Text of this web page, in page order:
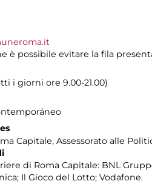
è possibile evitare la fila
i giorni ore 9.00-21.00)
Capitale, Assessorato alle
di Roma Capitale: BNL
Il Gioco del Lotto; Vodafone.